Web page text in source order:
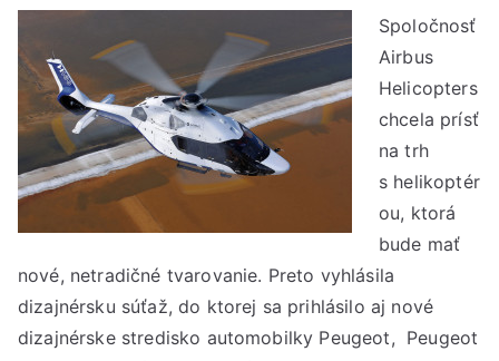
Spoločnosť
Airbus
Helicopters
chcela prísť
na trh
s helikoptér
ou, ktorá
bude mať
nové, netradičné tvarovanie. Preto vyhlásila
dizajnérsku súťaž, do ktorej sa prihlásilo aj nové
dizajnérske stredisko automobilky Peugeot, Peugeot